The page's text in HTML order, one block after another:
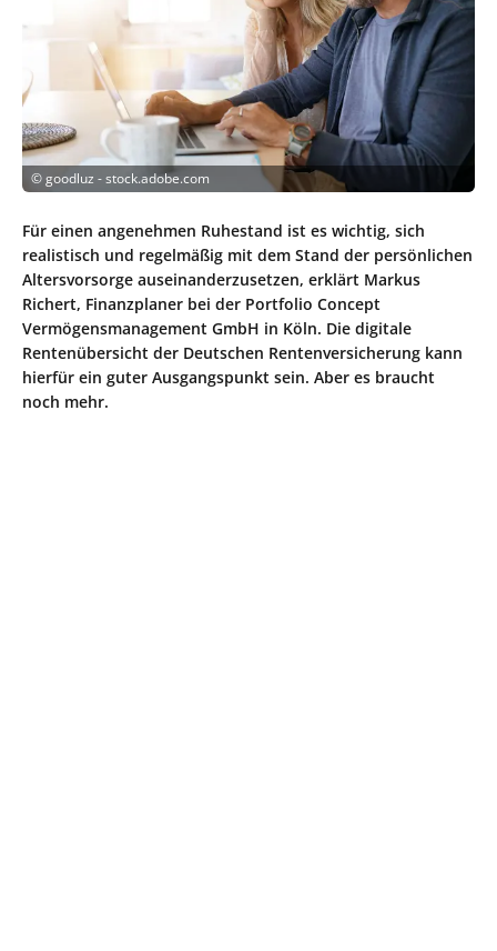
©goodluz - stock.adobe.com
Für einen angenehmen Ruhestand ist es wichtig, sich
realistisch und regelmäßig mit dem Stand der persönlichen
Altersvorsorge auseinanderzusetzen, erklärt Markus
Richert, Finanzplaner bei der Portfolio Concept
Vermögensmanagement GmbH in Köln. Die digitale
Rentenübersicht der Deutschen Rentenversicherung kann
hierfür ein guter Ausgangspunkt sein. Aber es braucht
noch mehr.